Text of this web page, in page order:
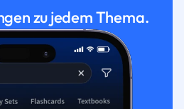
zu jedem Thema.